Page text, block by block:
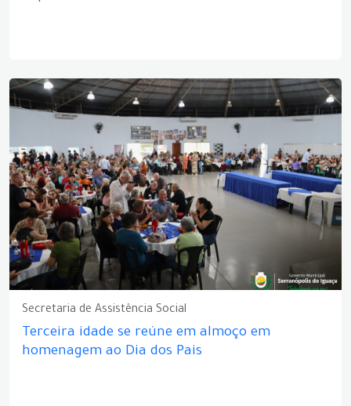
Secretaria de Assistência Social
Terceira idade se reúne em almoço em
homenagem ao Dia dos Pais